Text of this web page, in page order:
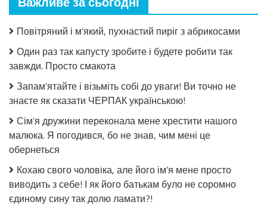
Салат
огірків
томатній
стерилізації!
Повітряний і м’який, пухнастий пиріг з абрикосами
Один раз так капусту зробите і будете робити так
завжди. Просто смакота
Запам’ятайте і візьміть собі до уваги! Ви точно не
знаєте як сказати ЧЕРПАК українською!
Сім’я дружини переконала мене хрестити нашого
малюка. Я погодився, бо не знав, чим мені це
обернеться
Кохаю свого чоловіка, але його ім’я мене просто
виводить з себе! І як його батькам було не соромно
єдиному сину так долю ламати?!